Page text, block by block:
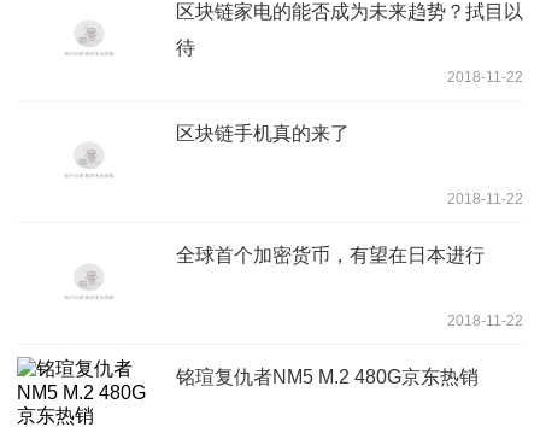
区块链家电的能否成为未来趋势？拭目以
待
2018-11-22
区块链手机真的来了
2018-11-22
全球首个加密货币，有望在日本进行
2018-11-22
铭瑄复仇者NM5 M.2 480G京东热销